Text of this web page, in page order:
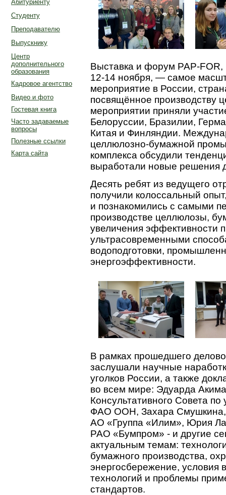
Абитуриенту
Студенту
Преподавателю
Выпускнику
Центр
дополнительного
образования
Кадровое агентство
Видео и фото
Гостевая книга
Часто задаваемые
вопросы
Полезные ссылки
Карта сайта
Выставка и форум PAP-
12-14 ноября, — самое
мероприятие в России,
посвящённое производству
мероприятии приняли
Белоруссии, Бразилии,
Китая и Финляндии.
целлюлозно-бумажной
комплекса обсудили
выработали новые решения
Десять ребят из ведущего
получили колоссальный
и познакомились с самыми
производстве целлюлозы,
увеличения эффективности
ультрасовременными
водоподготовки,
энергоэффективности.
В рамках прошедшего
заслушали научные
уголков России, а также
во всем мире: Эдуарда
Консультативного Совета
ФАО ООН, Захара Смушкина,
АО «Группа «Илим», Юрия
РАО «Бумпром» - и другие
актуальным темам:
бумажного производства,
энергосбережение, условия
технологий и проблемы
стандартов.